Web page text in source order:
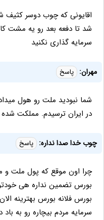
اقایونی که چوب دوسر کثیف
شد تا دفعه بعد رو یه مشت
سرمایه گذاری نکنید
مهران: پاسخ
شما نبودید ملت رو هول
در ایران ترسیدم. مملکت شده
چوب خدا صدا نداره: پاسخ
چرا اون موقع که پول ملت
بورس تضمین نداره هی
بورس فلانه بورس بهترینه
سرمایه مردم بیچاره رو به باد